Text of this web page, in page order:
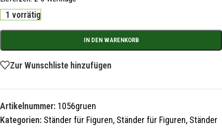
1 vorrätig
IN DEN WARENKORB
Zur Wunschliste hinzufügen
Artikelnummer: 1056gruen
Kategorien: Ständer für Figuren, Ständer für Figuren, Ständer